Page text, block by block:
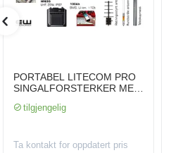
PORTABEL LITECOM PRO
SINGALFORSTERKER MED
tilgjengelig
Ta kontakt for oppdatert pris